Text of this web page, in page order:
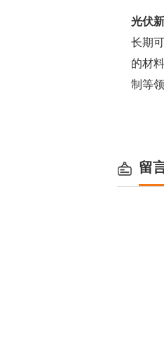
光伏
长期
的材
制等
留